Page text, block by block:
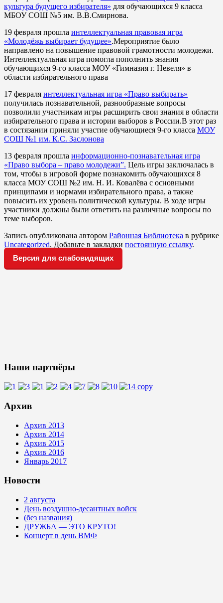
культура будущего избирателя» для обучающихся 9 класса
МБОУ СОШ №5 им. В.В.Смирнова.
19 февраля прошла интеллектуальная правовая игра
«Молодёжь выбирает будущее».Мероприятие было
направлено на повышение правовой грамотности молодежи.
Интеллектуальная игра помогла пополнить знания
обучающихся 9-го класса МОУ «Гимназия г. Невеля» в
области избирательного права
17 февраля интеллектуальная игра «Право выбирать»
получилась познавательной, разнообразные вопросы
позволили участникам игры расширить свои знания в области
избирательного права и истории выборов в России.В этот раз
в состязании приняли участие обучающиеся 9-го класса МОУ
СОШ №1 им. К.С. Заслонова
13 февраля прошла информационно-познавательная игра
«Право выбора – право молодежи”. Цель игры заключалась в
том, чтобы в игровой форме познакомить обучающихся 8
класса МОУ СОШ №2 им. Н. И. Ковалёва с основными
принципами и нормами избирательного права, а также
повысить их уровень политической культуры. В ходе игры
участники должны были ответить на различные вопросы по
теме выборов.
Запись опубликована автором Районная Библиотека в рубрике
Uncategorized. Добавьте в закладки постоянную ссылку.
Версия для слабовидящих
Наши партнёры
Архив
Архив 2013
Архив 2014
Архив 2015
Архив 2016
Январь 2017
Новости
2 августа
День воздушно-десантных войск
(без названия)
ДРУЖБА — ЭТО КРУТО!
Концерт в день ВМФ